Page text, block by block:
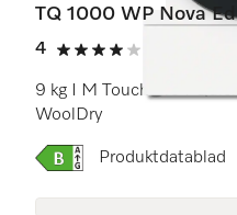
TQ 1000 WP Nova
4
4 av 5
9 kg I M Touch Pro I
WoolDry
Online Label Flag,
Produktdatablad